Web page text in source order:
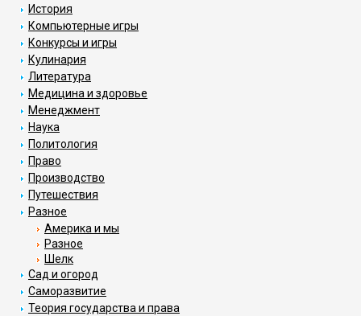
История
Компьютерные игры
Конкурсы и игры
Кулинария
Литература
Медицина и здоровье
Менеджмент
Наука
Политология
Право
Производство
Путешествия
Разное
Америка и мы
Разное
Шелк
Сад и огород
Саморазвитие
Теория государства и права